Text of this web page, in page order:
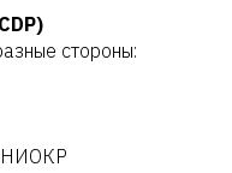
стороны:
НИОКР